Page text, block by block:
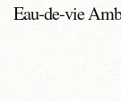
Eau-de-vie